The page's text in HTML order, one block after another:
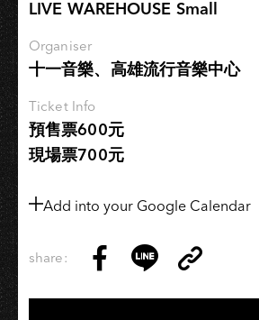
−高
雄
捲
場
LIVE WAREHOUSE Small
Organiser
十一音樂、高雄流行音樂中心
Ticket Info
預售票600元
現場票700元
Add into your Google Calendar
share:
on
on
Link
Copy